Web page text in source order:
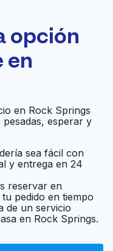
opción
en
en Rock Springs
esperar y
sea fácil con
y entrega en 24
reservar en
pedido en tiempo
de un servicio
en Rock Springs.